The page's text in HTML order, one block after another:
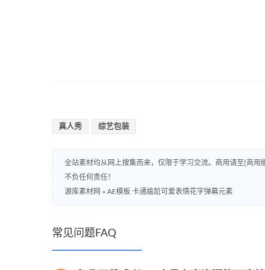
真人秀 综艺包装
全站素材均从网上搜集而来，仅限于学习交流。商用请至[商
不负任何责任！
源库素材网 » AE模板 卡通尴尬可爱表情花字弹幕元素
常见问题FAQ